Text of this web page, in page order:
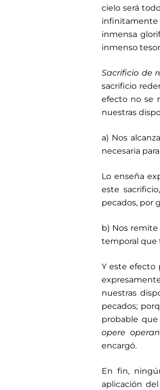
cielo será
inmensa
inmenso
Sacrificio de
sacrificio
efecto no se
nuestras
a) Nos
necesaria
Lo enseña
este
pecados, por
b) Nos
temporal que
Y este efecto
nuestras
pecados;
probable
opere
encargó.
En fin,
aplicación